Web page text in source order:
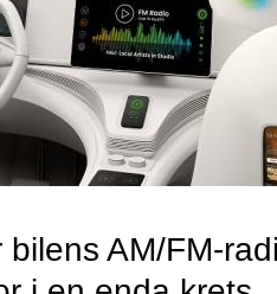
AM/FM-